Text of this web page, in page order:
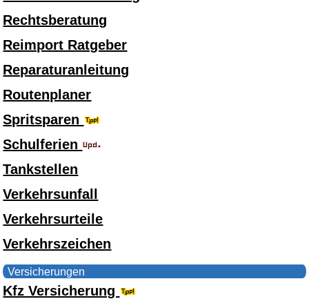
Rechtsberatung
Reimport Ratgeber
Reparaturanleitung
Routenplaner
Spritsparen
Schulferien
Tankstellen
Verkehrsunfall
Verkehrsurteile
Verkehrszeichen
Versicherungen
Kfz Versicherung